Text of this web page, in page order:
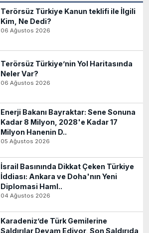
Terörsüz Türkiye Kanun teklifi ile İlgili
Kim, Ne Dedi?
06 Ağustos 2026
Terörsüz Türkiye’nin Yol Haritasında
Neler Var?
06 Ağustos 2026
Enerji Bakanı Bayraktar: Sene Sonuna
Kadar 8 Milyon, 2028'e Kadar 17
Milyon Hanenin D..
05 Ağustos 2026
İsrail Basınında Dikkat Çeken Türkiye
İddiası: Ankara ve Doha'nın Yeni
Diplomasi Haml..
04 Ağustos 2026
Karadeniz’de Türk Gemilerine
Saldırılar Devam Ediyor, Son Saldırıda